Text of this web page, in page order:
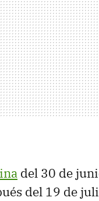
del 30 de
del 19 de